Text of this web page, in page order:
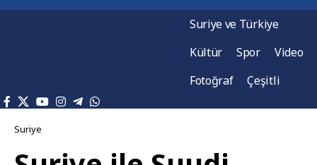
Suriye ve Türkiye
Kültür
Spor
Video
Fotoğraf
Çeşitli
Suriye